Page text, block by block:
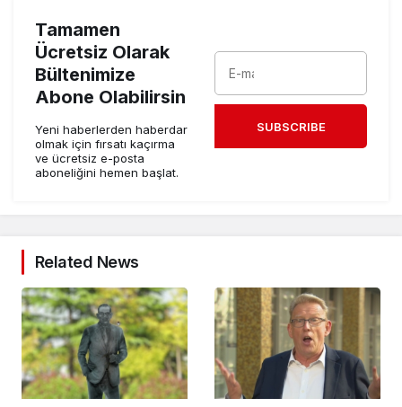
Tamamen
Ücretsiz Olarak
Bültenimize
Abone Olabilirsin
Yeni haberlerden haberdar
olmak için fırsatı kaçırma
ve ücretsiz e-posta
aboneliğini hemen başlat.
SUBSCRIBE
Related News